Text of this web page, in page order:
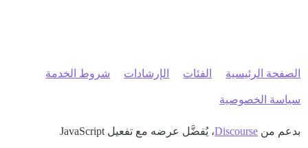
الصفحة الرئيسية الفئات الإرشادات شروط الخدمة
سياسة الخصوصية
بدعم من Discourse، يُفضَّل عرضه مع تفعيل JavaScript